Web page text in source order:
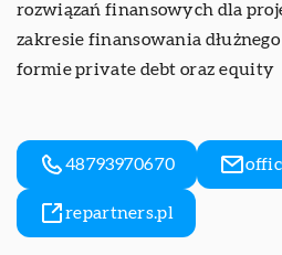
rozwiązań finansowych dla
zakresie finansowania
formie private debt oraz equity
48793970670
repartners.pl